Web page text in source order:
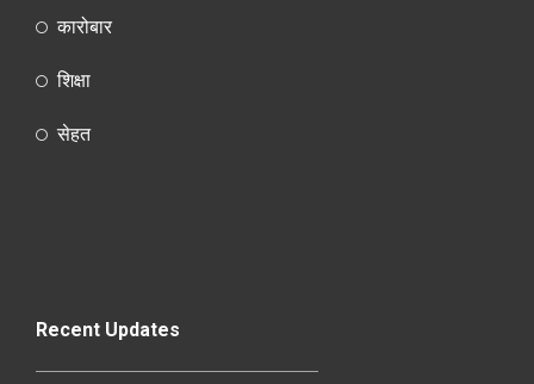
कारोबार
शिक्षा
सेहत
Recent Updates